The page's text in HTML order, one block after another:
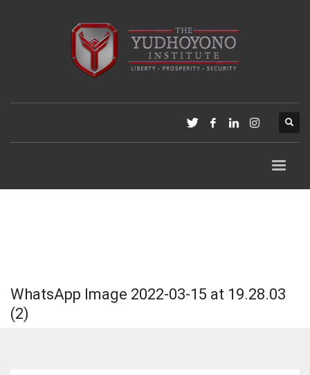
WhatsApp Image 2022-03-15 at 19.28.03
(2)